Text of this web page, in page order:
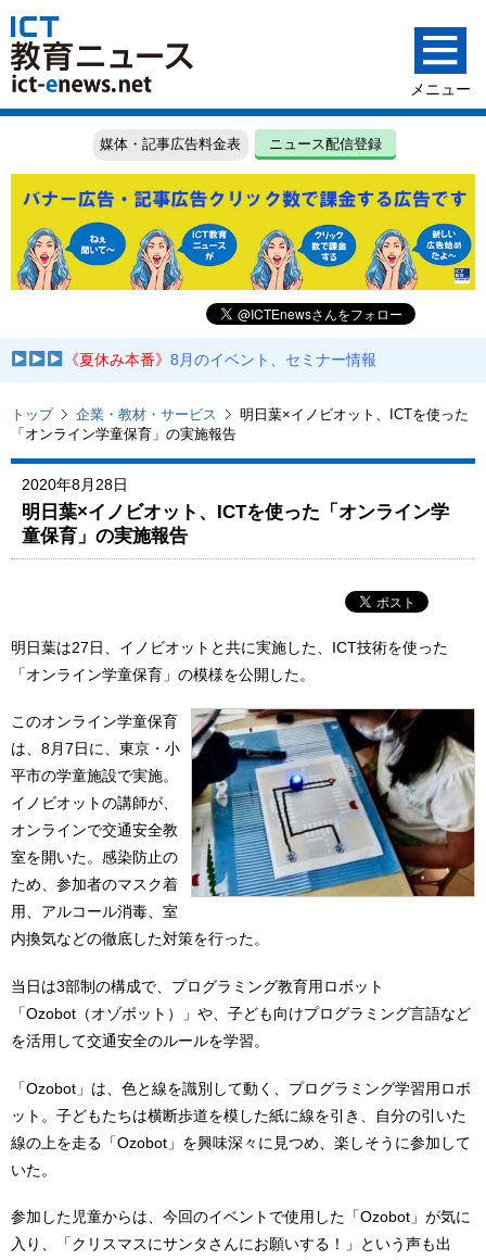
媒体・記事広告料金表 ニュース配信登録
《夏休み本番》8月のイベント、セミナー情報
トップ 企業・教材・サービス
明日葉×イノビオット、ICTを使った
「オンライン学童保育」の実施報告
2020年8月28日
明日葉×イノビオット、ICTを使った「オンライン学
童保育」の実施報告
明日葉は27日、イノビオットと共に実施した、ICT技術を使った
「オンライン学童保育」の模様を公開した。
このオンライン学童保育
は、8月7日に、東京・小
平市の学童施設で実施。
イノビオットの講師が、
オンラインで交通安全教
室を開いた。感染防止の
ため、参加者のマスク着
用、アルコール消毒、室
内換気などの徹底した対策を行った。
当日は3部制の構成で、プログラミング教育用ロボット
「Ozobot（オゾボット）」や、子ども向けプログラミング言語など
を活用して交通安全のルールを学習。
「Ozobot」は、色と線を識別して動く、プログラミング学習用ロボ
ット。子どもたちは横断歩道を模した紙に線を引き、自分の引いた
線の上を走る「Ozobot」を興味深々に見つめ、楽しそうに参加して
いた。
参加した児童からは、今回のイベントで使用した「Ozobot」が気に
入り、「クリスマスにサンタさんにお願いする！」という声も出